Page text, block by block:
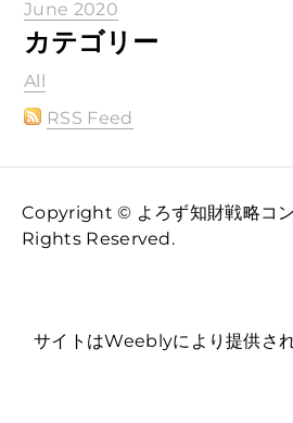
June 2020
カテゴリー
All
RSS Feed
Copyright © よろず知財戦略コ
Rights Reserved.
サイトはWeeblyにより提供され